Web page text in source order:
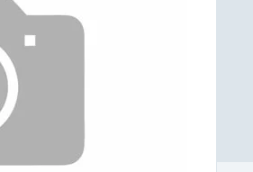
с разомкнутым контуром)